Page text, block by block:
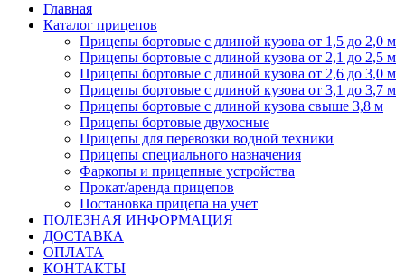
Главная
Каталог прицепов
Прицепы бортовые с длиной кузова от 1,5 до 2,0 м
Прицепы бортовые с длиной кузова от 2,1 до 2,5 м
Прицепы бортовые с длиной кузова от 2,6 до 3,0 м
Прицепы бортовые с длиной кузова от 3,1 до 3,7 м
Прицепы бортовые с длиной кузова свыше 3,8 м
Прицепы бортовые двухосные
Прицепы для перевозки водной техники
Прицепы специального назначения
Фаркопы и прицепные устройства
Прокат/аренда прицепов
Постановка прицепа на учет
ПОЛЕЗНАЯ ИНФОРМАЦИЯ
ДОСТАВКА
ОПЛАТА
КОНТАКТЫ